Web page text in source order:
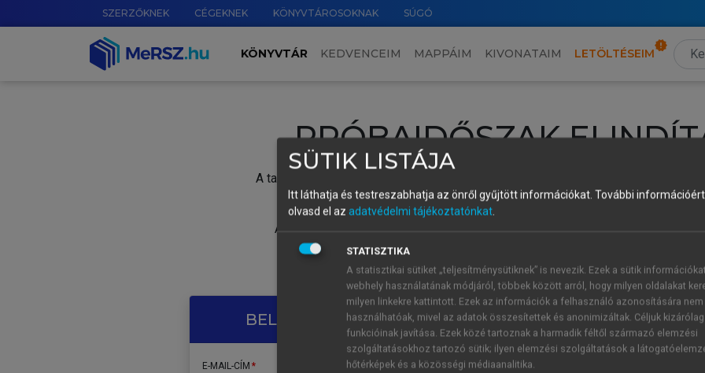
SZERZŐKNEK CÉGEKNEK KÖNYVTÁROSOKNAK SÚGÓ
KÖNYVTÁR KEDVENCEIM MAPPÁIM KIVONATAIM LETÖLTÉSEIM
PRÓBAIDŐSZAK
A tartalom megtekintéséhez lépj be a saját fiókoddal, iskolai azonosítóddal vagy
Új felhasználóként1 óra díjmentes hozzáférésrevagy
A próbaidőszak elindításához,
vagy hozz
A regisztráció után a
BELÉPÉS SAJÁT FIÓKKAL
E-MAIL-CÍM
ÚJ FIÓK
1 óra
SÜTIK LISTÁJA
Itt láthatja és testreszabhatja az önről gyűjtött információkat. További
olvasd el az adatvédelmi tájékoztatónkat.
STATISZTIKA
A statisztikai sütiket „teljesítménysütiknek” is nevezik. Ezek a sütik
webhely használatának módjáról, többek között arról, hogy milyen oldalakat
milyen linkekre kattintott. Ezek az információk a felhasználó azonosítására nem
használhatóak, mivel az adatok összesítettek és anonimizáltak. Céljuk
funkcióinak javítása. Ezek közé tartoznak a harmadik féltől származó elemzési
szolgáltatásokhoz tartozó sütik; ilyen elemzési szolgáltatások a
hőtérképek és a közösségi médiaanalitika.